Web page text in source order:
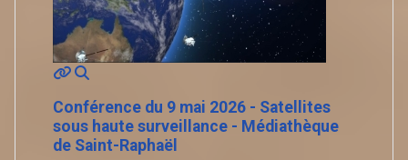
Conférence du 9 mai 2026 - Satellites
sous haute surveillance - Médiathèque
de Saint-Raphaël